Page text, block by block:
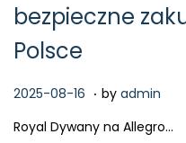
bezpieczne
Polsce
P
s
2025-08-16 2
2
. by admin
Royal Dywany na Allegro…